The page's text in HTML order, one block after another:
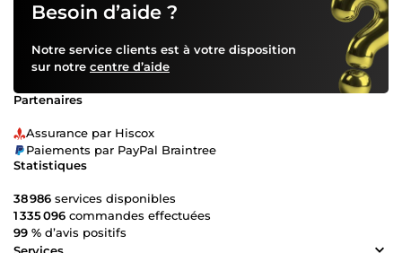
Besoin d’aide ?
Notre service clients est à votre disposition
sur notre centre d’aide
Partenaires
Assurance par Hiscox
Paiements par PayPal Braintree
Statistiques
38 986 services disponibles
1 335 096 commandes effectuées
99 % d’avis positifs